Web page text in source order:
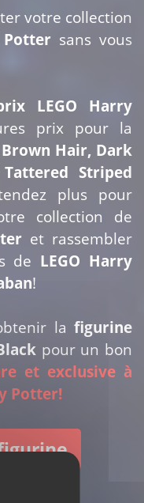
votre collection
Potter sans vous
LEGO Harry
prix pour la
Hair, Dark
Striped
plus pour
collection de
et rassembler
de LEGO Harry
!
la figurine
pour un bon
et exclusive à
Potter!